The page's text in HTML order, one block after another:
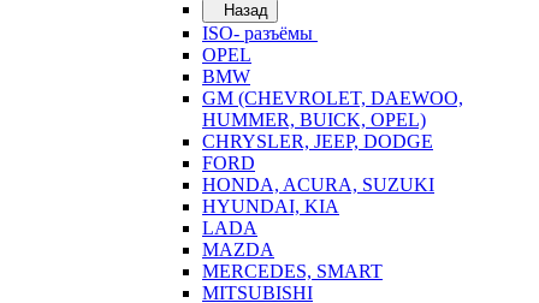
Назад
ISO- разъёмы
OPEL
BMW
GM (CHEVROLET, DAEWOO,
HUMMER, BUICK, OPEL)
CHRYSLER, JEEP, DODGE
FORD
HONDA, ACURA, SUZUKI
HYUNDAI, KIA
LADA
MAZDA
MERCEDES, SMART
MITSUBISHI